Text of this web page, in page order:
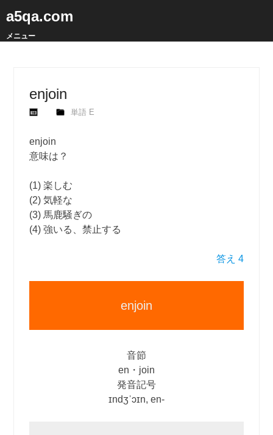
a5qa.com
メニュー
enjoin
単語 E
enjoin
意味は？
(1) 楽しむ
(2) 気軽な
(3) 馬鹿騒ぎの
(4) 強いる、禁止する
答え 4
enjoin
音節
en・join
発音記号
ɪndʒˈɔɪn, en‐